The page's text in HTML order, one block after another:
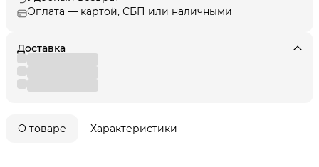
Оплата — картой, СБП или наличными
Доставка
О товаре Характеристики